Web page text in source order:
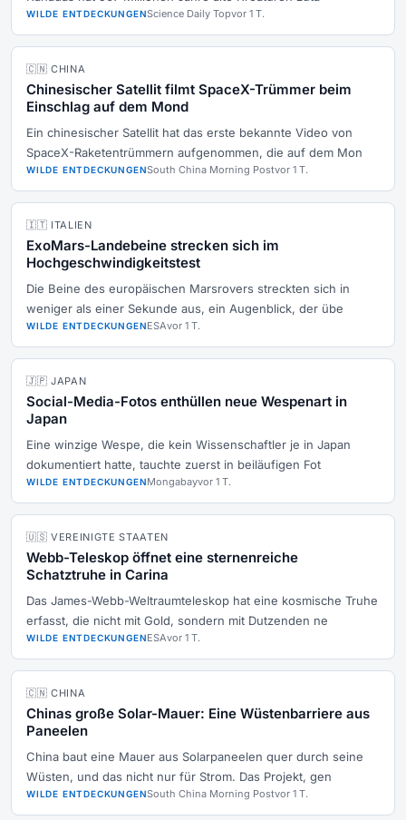
WILDE ENTDECKUNGENScience Daily Topvor 1 T.
🇨🇳 CHINA
Chinesischer Satellit filmt SpaceX-Trümmer beim
Einschlag auf dem Mond
Ein chinesischer Satellit hat das erste bekannte Video von
SpaceX-Raketentrümmern aufgenommen, die auf dem Mon
WILDE ENTDECKUNGENSouth China Morning Postvor 1 T.
🇮🇹 ITALIEN
ExoMars-Landebeine strecken sich im
Hochgeschwindigkeitstest
Die Beine des europäischen Marsrovers streckten sich in
weniger als einer Sekunde aus, ein Augenblick, der übe
WILDE ENTDECKUNGENESAvor 1 T.
🇯🇵 JAPAN
Social-Media-Fotos enthüllen neue Wespenart in
Japan
Eine winzige Wespe, die kein Wissenschaftler je in Japan
dokumentiert hatte, tauchte zuerst in beiläufigen Fot
WILDE ENTDECKUNGENMongabayvor 1 T.
🇺🇸 VEREINIGTE STAATEN
Webb-Teleskop öffnet eine sternenreiche
Schatztruhe in Carina
Das James-Webb-Weltraumteleskop hat eine kosmische Truhe
erfasst, die nicht mit Gold, sondern mit Dutzenden ne
WILDE ENTDECKUNGENESAvor 1 T.
🇨🇳 CHINA
Chinas große Solar-Mauer: Eine Wüstenbarriere aus
Paneelen
China baut eine Mauer aus Solarpaneelen quer durch seine
Wüsten, und das nicht nur für Strom. Das Projekt, gen
WILDE ENTDECKUNGENSouth China Morning Postvor 1 T.